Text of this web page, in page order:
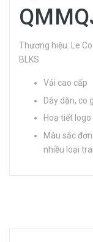
Thương hiệu: Le
BLKS
Vải cao cấp
Dày dặn, co
Hoạ tiết
Màu sắc
nhiều loại